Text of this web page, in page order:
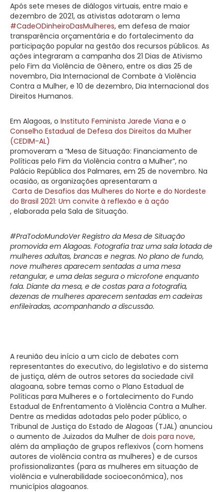
Após sete meses de diálogos virtuais, entre maio e
dezembro de 2021, as ativistas adotaram o lema
#CadeODinheiroDasMulheres, em defesa de maior
transparência orçamentária e do fortalecimento da
participação popular na gestão dos recursos públicos. As
ações integraram a campanha dos 21 Dias de Ativismo
pelo Fim da Violência de Gênero, entre os dias 25 de
novembro, Dia Internacional de Combate à Violência
Contra a Mulher, e 10 de dezembro, Dia Internacional dos
Direitos Humanos.
Em Alagoas, o Instituto Feminista Jarede Viana e o
Conselho Estadual de Defesa dos Direitos da Mulher
(CEDIM-AL)
promoveram a “Mesa de Situação: Financiamento de
Políticas pelo Fim da Violência contra a Mulher”, no
Palácio República dos Palmares, em 25 de novembro. Na
ocasião, as organizações apresentaram a
Carta de Desafios das Mulheres do Norte e do Nordeste
do Brasil 2021: Um convite à reflexão e à ação
, elaborada pela Sala de Situação.
#PraTodoMundoVer Registro da Mesa de Situação
promovida em Alagoas. Fotografia traz uma sala lotada de
mulheres adultas, brancas e negras. No plano de fundo,
nove mulheres aparecem sentadas a uma mesa
retangular, e uma delas segura o microfone enquanto
fala. Diante da mesa, e de costas para a fotografia,
dezenas de mulheres aparecem sentadas em cadeiras
enfileiradas, acompanhando a discussão.
A reunião deu início a um ciclo de debates com
representantes do executivo, do legislativo e do sistema
de justiça, além de outros setores da sociedade civil
alagoana, sobre temas como o Plano Estadual de
Políticas para Mulheres e o fortalecimento do Fundo
Estadual de Enfrentamento à Violência Contra a Mulher.
Dentre as medidas adotadas pelo poder público, o
Tribunal de Justiça do Estado de Alagoas (TJAL) anunciou
o aumento de Juizados da Mulher de dois para nove,
além da ampliação de grupos reflexivos (com homens
autores de violência contra as mulheres) e de cursos
profissionalizantes (para as mulheres em situação de
violência e vulnerabilidade socioeconômica), nos
municípios alagoanos.